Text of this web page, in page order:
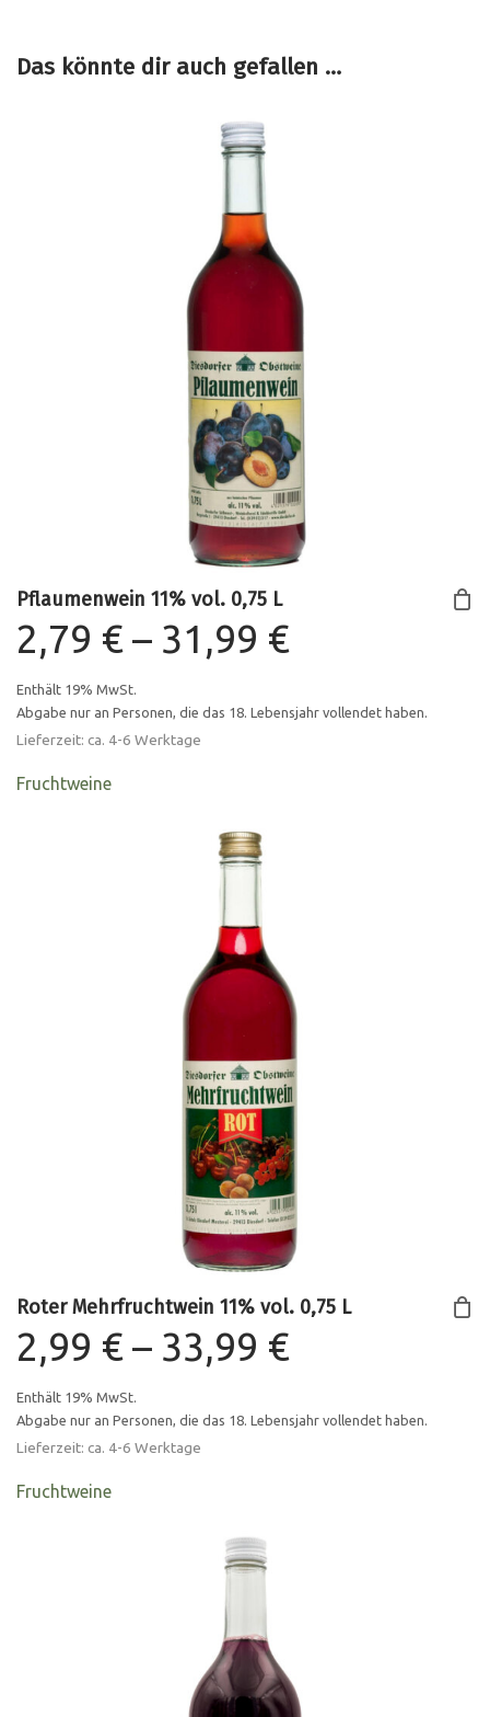
Das könnte dir auch gefallen …
Pflaumenwein 11% vol. 0,75 L
2,79 € – 31,99 €
Enthält 19% MwSt.
Abgabe nur an Personen, die das 18. Lebensjahr vollendet haben.
Lieferzeit: ca. 4-6 Werktage
Fruchtweine
Roter Mehrfruchtwein 11% vol. 0,75 L
2,99 € – 33,99 €
Enthält 19% MwSt.
Abgabe nur an Personen, die das 18. Lebensjahr vollendet haben.
Lieferzeit: ca. 4-6 Werktage
Fruchtweine